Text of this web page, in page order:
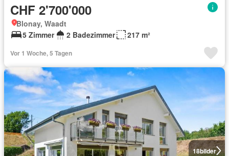
CHF 2'700'000
Blonay, Waadt
5 Zimmer
2 Badezimmer 217 m²
Vor 1 Woche, 5 Tagen
18bilder